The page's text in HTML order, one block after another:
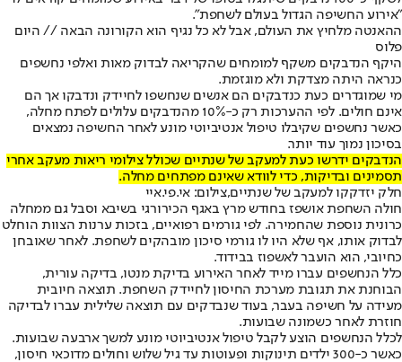
"אירוע החשיפה הגדול בעולם לשחפת".
ההאנטה מלחיץ את העולם, אבל לא כל נגיף הוא הקורונה הבאה // היום
פלוס
היקף הנדבקים משקף למומחים שהקריאה לבדוק מאות ואלפי נחשפים
כנראה היתה מצדקת ולא מוגזמת.
מי שמוגדרים כעת כנדבקים הם אנשים שנחשפו לחיידק ונדבקו אך הם
אינם חולים. לפי ההערכות רק כ-10% מהנדבקים עלולים לפתח מחלה,
כאשר נחשפים שקיבלו טיפול אנטיביוטי מונע לאחר החשיפה נמצאים
בסיכון נמוך עוד יותר.
הנדבקים ידרשו כעת למעקב של שנתיים שכולל צילומי ריאות מעקב אחרי
תסמינים ובדיקות, כדי לוודא שאינם מפתחים מחלה.
חלק יזדקקו למעקב של שנתיים,צילום: אי.פי.איי
חולה השחפת אושפז בחודש מרץ באגף הכירורגי בשיבא וסבל גם ממחלה
כרונית נוספת שהחמירה. לפי גורמים רפואיים, בזכות ערנות הצוות הוחלט
לבדוק אותו, אף שלא היו לו גורמי סיכון מובהקים לשחפת. לאחר שאובחן
כחיובי, הוא הועבר לאשפוז בבידוד.
כלל הנחשפים עברו מייד לאחר האירוע בדיקת מנטו, בדיקה עורית,
הבוחנת את תגובת מערכת החיסון לחיידק השחפת. תוצאה חיובית
מעידה על חשיפה בעבר, בעוד שנבדקים עם תוצאה שלילית עברו לבדיקה
חוזרת לאחר כשמונה שבועות.
לכלל הנחשפים הוצע לקבל טיפול אנטיביוטי מונע למשך ארבעה שבועות.
כאשר כ-300 ילדים תינוקות ופעוטות עד גיל שלוש וחולים מדוכאי חיסון,